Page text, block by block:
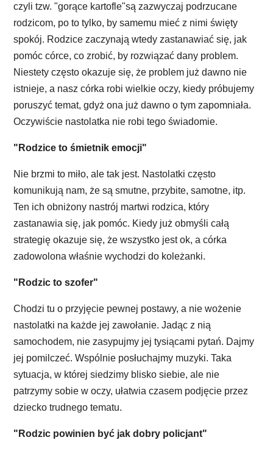
czyli tzw. "gorące kartofle"są zazwyczaj podrzucane
rodzicom, po to tylko, by samemu mieć z nimi święty
spokój. Rodzice zaczynają wtedy zastanawiać się, jak
pomóc córce, co zrobić, by rozwiązać dany problem.
Niestety często okazuje się, że problem już dawno nie
istnieje, a nasz córka robi wielkie oczy, kiedy próbujemy
poruszyć temat, gdyż ona już dawno o tym zapomniała.
Oczywiście nastolatka nie robi tego świadomie.
"Rodzice to śmietnik emocji"
Nie brzmi to miło, ale tak jest. Nastolatki często
komunikują nam, że są smutne, przybite, samotne, itp.
Ten ich obniżony nastrój martwi rodzica, który
zastanawia się, jak pomóc. Kiedy już obmyśli całą
strategię okazuje się, że wszystko jest ok, a córka
zadowolona właśnie wychodzi do koleżanki.
"Rodzic to szofer"
Chodzi tu o przyjęcie pewnej postawy, a nie wożenie
nastolatki na każde jej zawołanie. Jadąc z nią
samochodem, nie zasypujmy jej tysiącami pytań. Dajmy
jej pomilczeć. Wspólnie posłuchajmy muzyki. Taka
sytuacja, w której siedzimy blisko siebie, ale nie
patrzymy sobie w oczy, ułatwia czasem podjęcie przez
dziecko trudnego tematu.
"Rodzic powinien być jak dobry policjant"